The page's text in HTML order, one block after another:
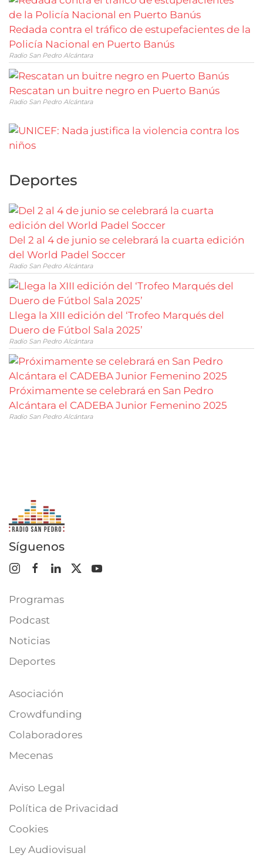
Redada contra el tráfico de estupefacientes de la
Policía Nacional en Puerto Banús
Radio San Pedro Alcántara
Rescatan un buitre negro en Puerto Banús
Radio San Pedro Alcántara
Deportes
Del 2 al 4 de junio se celebrará la cuarta edición
del World Padel Soccer
Radio San Pedro Alcántara
Llega la XIII edición del ‘Trofeo Marqués del
Duero de Fútbol Sala 2025’
Radio San Pedro Alcántara
Próximamente se celebrará en San Pedro
Alcántara el CADEBA Junior Femenino 2025
Radio San Pedro Alcántara
Síguenos
Programas
Podcast
Noticias
Deportes
Asociación
Crowdfunding
Colaboradores
Mecenas
Aviso Legal
Política de Privacidad
Cookies
Ley Audiovisual